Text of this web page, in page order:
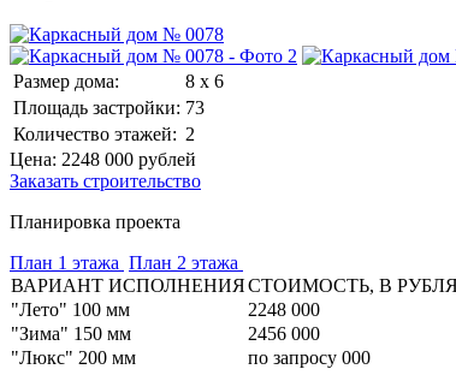
Размер дома:
8 x 6
Площадь застройки: 73
Количество этажей: 2
Цена: 2248 000 рублей
Заказать строительство
Планировка проекта
План 1 этажа План 2 этажа
ВАРИАНТ ИСПОЛНЕНИЯСТОИМОСТЬ, В
"Лето" 100 мм
2248 000
"Зима" 150 мм
2456 000
"Люкс" 200 мм
по запросу 000